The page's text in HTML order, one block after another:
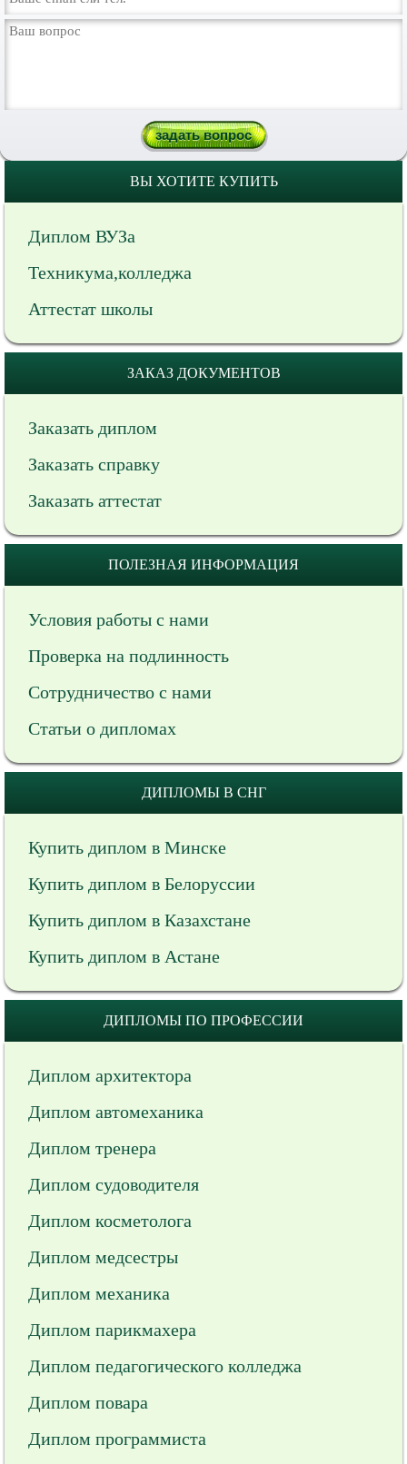
ВЫ ХОТИТЕ КУПИТЬ
Диплом ВУЗа
Техникума,колледжа
Аттестат школы
ЗАКАЗ ДОКУМЕНТОВ
Заказать диплом
Заказать справку
Заказать аттестат
ПОЛЕЗНАЯ ИНФОРМАЦИЯ
Условия работы с нами
Проверка на подлинность
Сотрудничество с нами
Статьи о дипломах
ДИПЛОМЫ В СНГ
Купить диплом в Минске
Купить диплом в Белоруссии
Купить диплом в Казахстане
Купить диплом в Астане
ДИПЛОМЫ ПО ПРОФЕССИИ
Диплом архитектора
Диплом автомеханика
Диплом тренера
Диплом судоводителя
Диплом косметолога
Диплом медсестры
Диплом механика
Диплом парикмахера
Диплом педагогического колледжа
Диплом повара
Диплом программиста